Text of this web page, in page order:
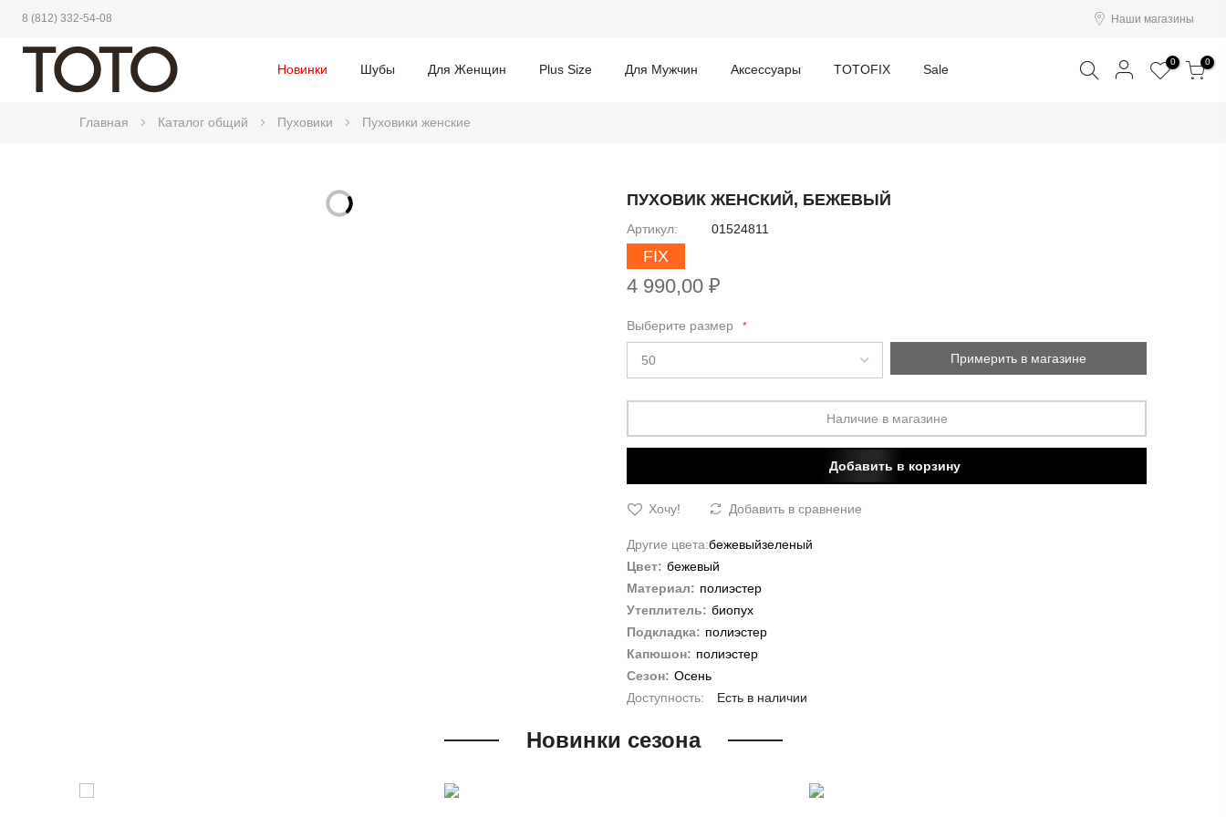
8 (812) 332-54-08 Наши магазины
Новинки Шубы Для Женщин Plus Size Для Мужчин Аксессуары TOTOFIX Sale Поиск 0 0
Главная Каталог общий Пуховики Пуховики женские
ПУХОВИК ЖЕНСКИЙ, БЕЖЕВЫЙ
Артикул 01524811
FIX
4 990,00 ₽
Выберите размер
Примерить в магазине
Наличие в магазине
Добавить в корзину
Хочу! Добавить в сравнение
Другие цвета:бежевыйзеленый
Цвет: бежевый
Материал: полиэстер
Утеплитель: биопух
Подкладка: полиэстер
Капюшон: полиэстер
Сезон: Осень
Есть в наличии
Новинки сезона